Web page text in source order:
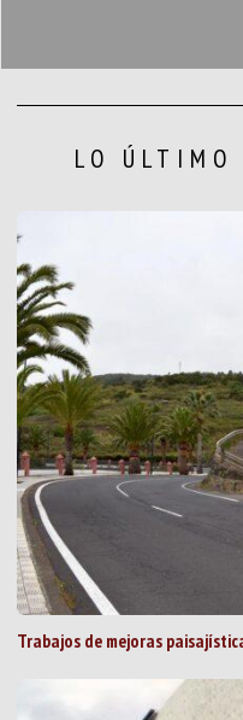
LO ÚLTIMO
Trabajos de mejoras